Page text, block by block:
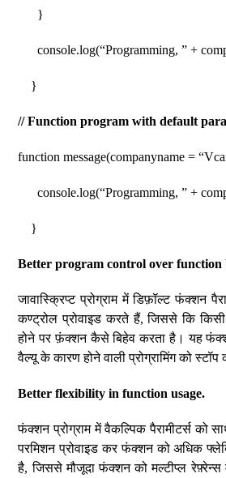
}
console.log(“Programming, ” +
}
// Function program with default
function message(companyname =
console.log(“Programming, ” +
}
Better program control over function
जावास्क्रिप्ट प्रोग्राम में डिफ़ॉल्ट फंक्शन
कण्ट्रोल प्रोवाइड करते हैं, जिससे कि
होने पर फ़ंक्शन कैसे बिहेव करता है। यह
वैल्यू के कारण होने वाली प्रोग्रामिंग को स्टॉप
Better flexibility in function usage.
फंक्शन प्रोग्राम में वैकल्पिक पैरामीटर्स को
परमिशन प्रोवाइड कर फंक्शन को अधिक
है, जिससे मौजूदा फंक्शन को मल्टीप्ल रेफ़्रेन्स